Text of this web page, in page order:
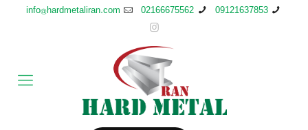
09121637853
02166675562
info@hardmetaliran.com